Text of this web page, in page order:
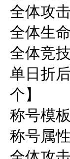
全体攻
全体生
全体竞
单日折
个】
称号模
称号属性